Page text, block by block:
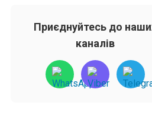
Приєднуйтесь до
каналів